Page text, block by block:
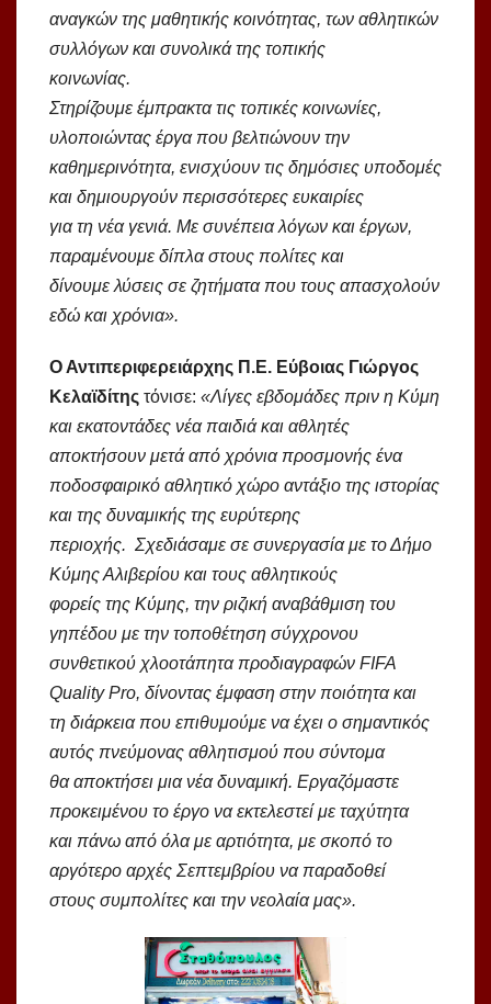
αναγκών της μαθητικής κοινότητας, των αθλητικών
συλλόγων και συνολικά της τοπικής
κοινωνίας.
Στηρίζουμε έμπρακτα τις τοπικές κοινωνίες,
υλοποιώντας έργα που βελτιώνουν την
καθημερινότητα, ενισχύουν τις δημόσιες υποδομές
και δημιουργούν περισσότερες ευκαιρίες
για τη νέα γενιά. Με συνέπεια λόγων και έργων,
παραμένουμε δίπλα στους πολίτες και
δίνουμε λύσεις σε ζητήματα που τους απασχολούν
εδώ και χρόνια».
Ο Αντιπεριφερειάρχης Π.Ε. Εύβοιας Γιώργος
Κελαϊδίτης τόνισε: «Λίγες εβδομάδες πριν η Κύμη
και εκατοντάδες νέα παιδιά και αθλητές
αποκτήσουν μετά από χρόνια προσμονής ένα
ποδοσφαιρικό αθλητικό χώρο αντάξιο της ιστορίας
και της δυναμικής της ευρύτερης
περιοχής. Σχεδιάσαμε σε συνεργασία με το Δήμο
Κύμης Αλιβερίου και τους αθλητικούς
φορείς της Κύμης, την ριζική αναβάθμιση του
γηπέδου με την τοποθέτηση σύγχρονου
συνθετικού χλοοτάπητα προδιαγραφών FIFA
Quality Pro, δίνοντας έμφαση στην ποιότητα και
τη διάρκεια που επιθυμούμε να έχει ο σημαντικός
αυτός πνεύμονας αθλητισμού που σύντομα
θα αποκτήσει μια νέα δυναμική. Εργαζόμαστε
προκειμένου το έργο να εκτελεστεί με ταχύτητα
και πάνω από όλα με αρτιότητα, με σκοπό το
αργότερο αρχές Σεπτεμβρίου να παραδοθεί
στους συμπολίτες και την νεολαία μας».